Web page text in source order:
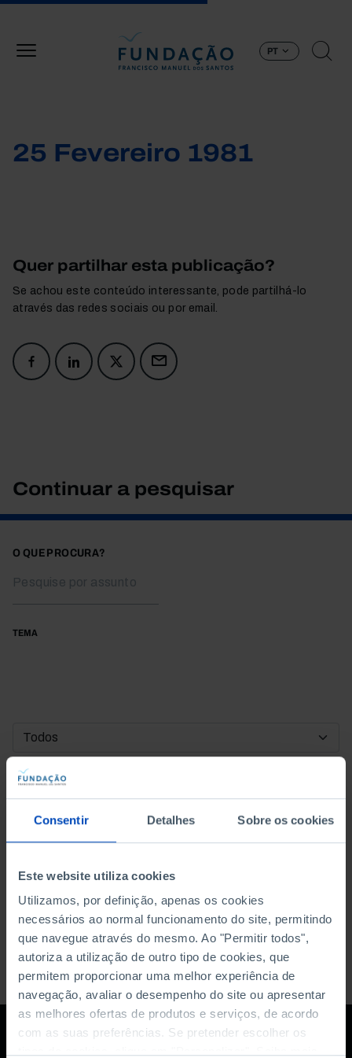
Consentir Detalhes Sobre os cookies
Este website utiliza cookies
Utilizamos, por definição, apenas os cookies
necessários ao normal funcionamento do site, permitindo
que navegue através do mesmo. Ao "Permitir todos",
autoriza a utilização de outro tipo de cookies, que
permitem proporcionar uma melhor experiência de
navegação, avaliar o desempenho do site ou apresentar
as melhores ofertas de produtos e serviços, de acordo
com as suas preferências. Se pretender escolher os
PT
25 Fevereiro 1981
Quer partilhar esta publicação?
Se achou este conteúdo interessante, pode partilhá-lo
através das redes sociais ou por email.
Continuar a pesquisar
O QUE PROCURA?
TEMA
DATA DE INÍCIO
DATA DE FIM